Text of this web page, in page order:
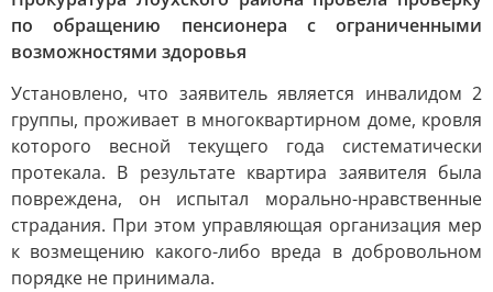
по обращению пенсионера с ограниченными
возможностями здоровья
Установлено, что заявитель является инвалидом 2
группы, проживает в многоквартирном доме, кровля
которого весной текущего года систематически
протекала. В результате квартира заявителя была
повреждена, он испытал морально-нравственные
страдания. При этом управляющая организация мер
к возмещению какого-либо вреда в добровольном
порядке не принимала.